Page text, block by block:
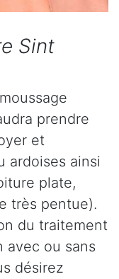
Sint
prendre
et
ardoises ainsi
plate,
très pentue).
du traitement
avec ou sans
désirez